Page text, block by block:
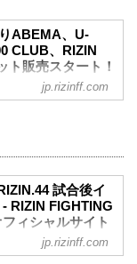
分 3R（71.0kg）
LANDMARK 6
11:30開場 / 13:00開
とがありますので
（愛知県体育館）
城線「名古屋城」駅
ABEMA、U-
CLUB、RIZIN
ト販売スタート！
6 in NAGOYA
FIGHTING
まスーパーアリーナ
LANDMARK 6 in
、RIZIN 100
販売スタート！
好きな配信サービ
6 in NAGOYA
で視聴しよう！
jp.rizinff.com
試合後イ
RIZIN FIGHTING
ィシャルサイト
たまスーパーアリー
jp.rizinff.com